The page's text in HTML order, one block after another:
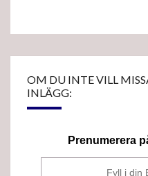
OM DU INTE VILL
INLÄGG:
Prenumerera